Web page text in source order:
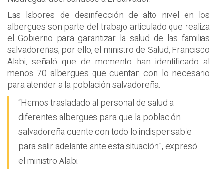
Las labores de desinfección de alto nivel en los
albergues son parte del trabajo articulado que realiza
el Gobierno para garantizar la salud de las familias
salvadoreñas; por ello, el ministro de Salud, Francisco
Alabi, señaló que de momento han identificado al
menos 70 albergues que cuentan con lo necesario
para atender a la población salvadoreña.
“Hemos trasladado al personal de salud a
diferentes albergues para que la población
salvadoreña cuente con todo lo indispensable
para salir adelante ante esta situación”, expresó
el ministro Alabi.